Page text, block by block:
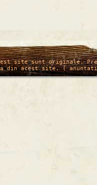
site sunt originale.
din acest site. (